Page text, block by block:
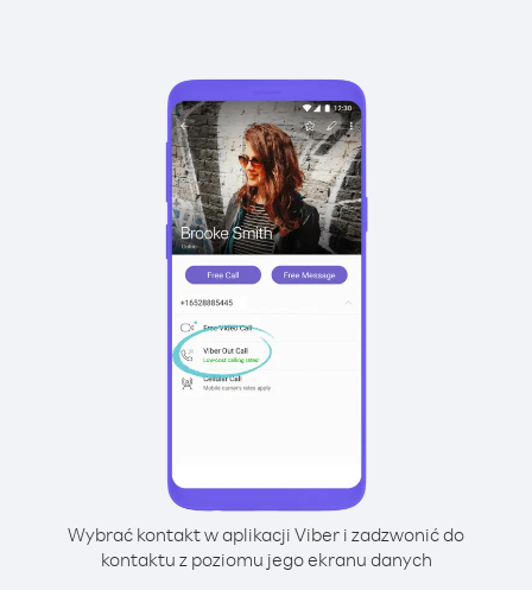
Wybrać kontakt w aplikacji Viber i zadzwonić do
kontaktu z poziomu jego ekranu danych